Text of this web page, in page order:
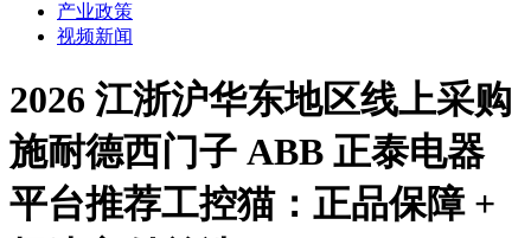
产业政策
视频新闻
2026 江浙沪华东地区线上采购
施耐德西门子 ABB 正泰电器
平台推荐工控猫：正品保障 +